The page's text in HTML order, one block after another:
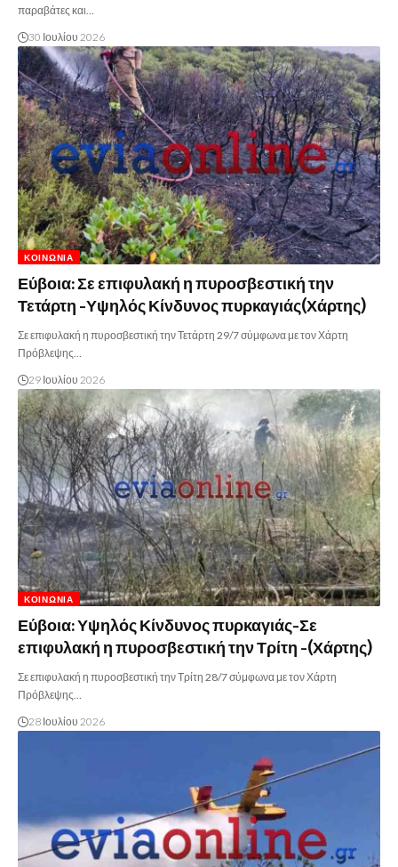
παραβάτες και…
30 Ιουλίου 2026
ΚΟΙΝΩΝΊΑ
Εύβοια: Σε επιφυλακή η πυροσβεστική την
Τετάρτη -Υψηλός Κίνδυνος πυρκαγιάς(Χάρτης)
Σε επιφυλακή η πυροσβεστική την Τετάρτη 29/7 σύμφωνα με τον Χάρτη
Πρόβλεψης…
29 Ιουλίου 2026
ΚΟΙΝΩΝΊΑ
Εύβοια: Υψηλός Κίνδυνος πυρκαγιάς-Σε
επιφυλακή η πυροσβεστική την Τρίτη -(Χάρτης)
Σε επιφυλακή η πυροσβεστική την Τρίτη 28/7 σύμφωνα με τον Χάρτη
Πρόβλεψης…
28 Ιουλίου 2026